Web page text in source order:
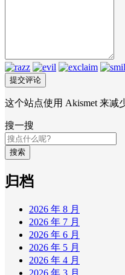
这个站点使用 Akismet 来减
搜一搜
搜索
归档
2026 年 8 月
2026 年 7 月
2026 年 6 月
2026 年 5 月
2026 年 4 月